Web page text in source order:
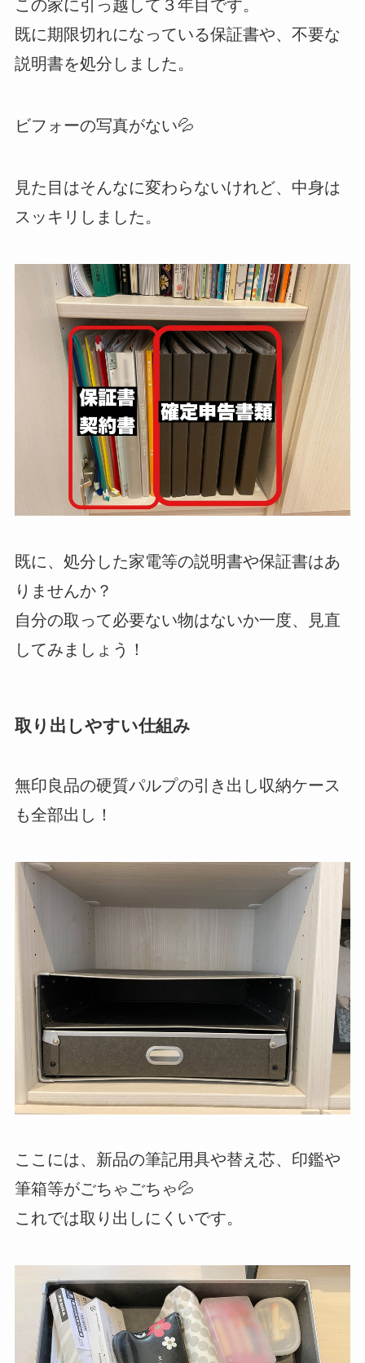
この家に引っ越して３年目です。
既に期限切れになっている保証書や、不要な
説明書を処分しました。
ビフォーの写真がない💦
見た目はそんなに変わらないけれど、中身は
スッキリしました。
既に、処分した家電等の説明書や保証書はあ
りませんか？
自分の取って必要ない物はないか一度、見直
してみましょう！
取り出しやすい仕組み
無印良品の硬質パルプの引き出し収納ケース
も全部出し！
ここには、新品の筆記用具や替え芯、印鑑や
筆箱等がごちゃごちゃ💦
これでは取り出しにくいです。